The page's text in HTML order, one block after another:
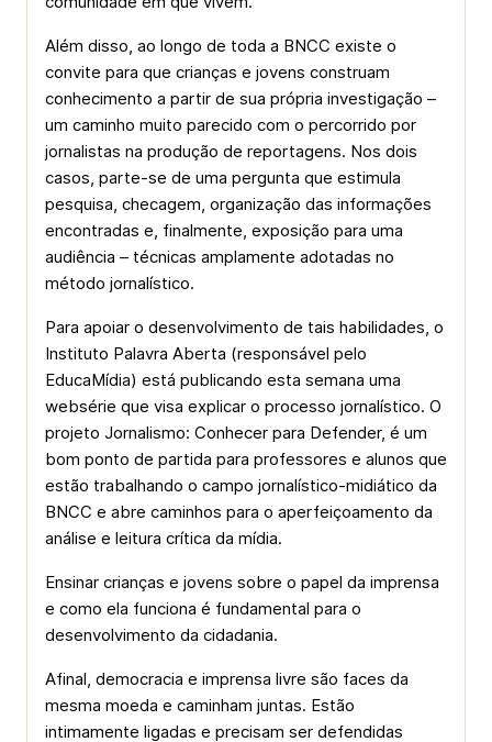
Além disso, ao longo de toda a BNCC existe o
convite para que crianças e jovens construam
conhecimento a partir de sua própria investigação –
um caminho muito parecido com o percorrido por
jornalistas na produção de reportagens. Nos dois
casos, parte-se de uma pergunta que estimula
pesquisa, checagem, organização das informações
encontradas e, finalmente, exposição para uma
audiência – técnicas amplamente adotadas no
método jornalístico.
Para apoiar o desenvolvimento de tais habilidades, o
Instituto Palavra Aberta (responsável pelo
EducaMídia) está publicando esta semana uma
websérie que visa explicar o processo jornalístico. O
projeto Jornalismo: Conhecer para Defender, é um
bom ponto de partida para professores e alunos que
estão trabalhando o campo jornalístico-midiático da
BNCC e abre caminhos para o aperfeiçoamento da
análise e leitura crítica da mídia.
Ensinar crianças e jovens sobre o papel da imprensa
e como ela funciona é fundamental para o
desenvolvimento da cidadania.
Afinal, democracia e imprensa livre são faces da
mesma moeda e caminham juntas. Estão
intimamente ligadas e precisam ser defendidas